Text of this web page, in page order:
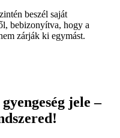
beszél saját
bebizonyítva, hogy a
zárják ki egymást.
jele –